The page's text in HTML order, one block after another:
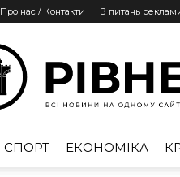
Про нас / Контакти З питань
СПОРТ ЕКОНОМІКА